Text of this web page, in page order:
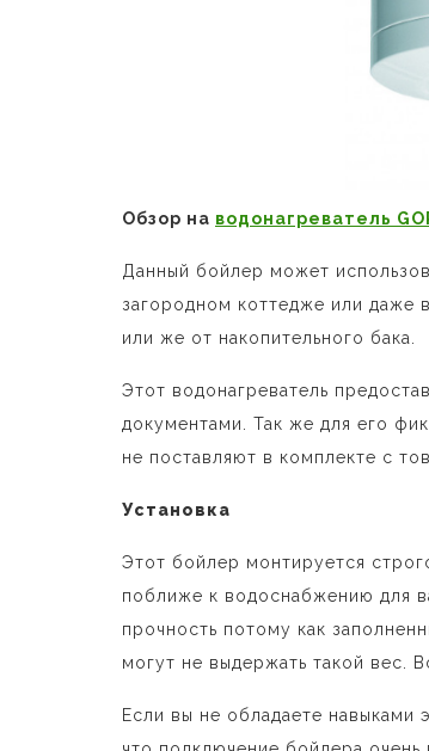
Обзор на водонагреватель
Данный бойлер может
загородном коттедже или даже
или же от накопительного бака.
Этот водонагреватель
документами. Так же для его
не поставляют в комплекте с
Установка
Этот бойлер монтируется
поближе к водоснабжению для
прочность потому как
могут не выдержать такой вес.
Если вы не обладаете навыками